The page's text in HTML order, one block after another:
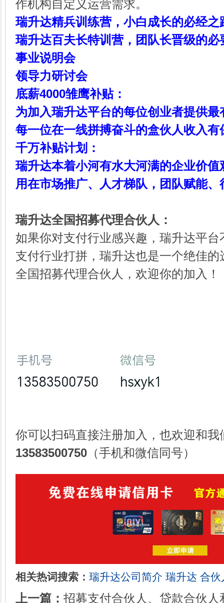
作机构自定义运营需求。
瑞升达精兵训练营，小白成长的必经之
瑞升达百夫长特训营，团队长晋级的必
事业说明会
领导力研讨会
底薪4000雏鹰补贴：
为加入瑞升达平台的每位创业者提供
每一位在一线拼搏奋斗的盒伙人收入有
千万补贴计划：
瑞升达本着小河有水大河满的企业价
用在市场推广、人才梯队，团队赋能、
瑞升达全国招募代理合伙人：
如果你对支付行业感兴趣，瑞升达平
支付行业打拼，瑞升达也是一个绝佳
全国招募代理合伙人，欢迎你的加入！
你可以扫码直接注册加入，也欢迎和我
13583500750 （手机和微信同号）
相关热词搜索： 瑞升达公司简介 瑞升达 合伙
上一篇： 招募支付合伙人、贷款合伙人